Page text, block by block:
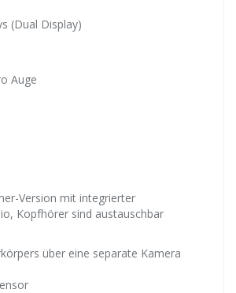
(Dual Display)
Auge
Version mit integrierter
Kopfhörer sind austauschbar
über eine separate Kamera